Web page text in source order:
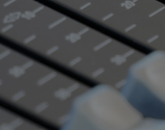
CONTACT CONTACT